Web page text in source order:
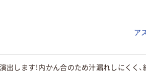
ア
します！内かん合のため汁漏れしにくく